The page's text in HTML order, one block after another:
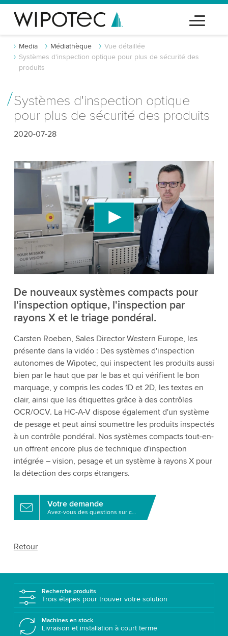
Media Médiathèque
Vue détaillée
Systèmes d'inspection optique pour plus de sécurité des
produits
Systèmes d'inspection optique
pour plus de sécurité des produits
2020-07-28
Nous avons besoin de votre consentement
pour charger le service vidéo YouTube!
Nous utilisons un service tiers pour intégrer du
contenu vidéo susceptible de collecter des
données sur votre activité. Veuillez consulter les
détails et accepter le service pour regarder cette
vidéo.
De nouveaux systèmes compacts pour
l'inspection optique, l'inspection par
rayons X et le triage pondéral.
Carsten Roeben, Sales Director Western Europe, les
présente dans la vidéo : Des systèmes d'inspection
autonomes de Wipotec, qui inspectent les produits aussi
bien par le haut que par le bas et qui vérifient le bon
marquage, y compris les codes 1D et 2D, les textes en
clair, ainsi que les étiquettes grâce à des contrôles
OCR/OCV. La HC-A-V dispose également d'un système
de pesage et peut ainsi soumettre les produits inspectés
à un contrôle pondéral. Nos systèmes compacts tout-en-
un offrent encore plus de technique d'inspection
intégrée – vision, pesage et un système à rayons X pour
la détection des corps étrangers.
Votre demande
Avez-vous des questions sur ce produit?
Retour
Recherche produits
Trois étapes pour trouver votre solution
Machines en stock
Livraison et installation à court terme